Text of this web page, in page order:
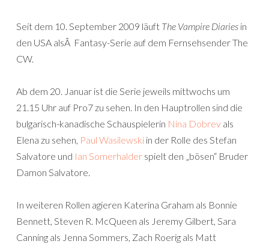
Seit dem 10. September 2009 läuft The Vampire Diaries in
den USA alsÂ Fantasy-Serie auf dem Fernsehsender The
CW.
Ab dem 20. Januar ist die Serie jeweils mittwochs um
21.15 Uhr auf Pro7 zu sehen. In den Hauptrollen sind die
bulgarisch-kanadische Schauspielerin Nina Dobrev als
Elena zu sehen, Paul Wasilewski in der Rolle des Stefan
Salvatore und Ian Somerhalder spielt den „bösen“ Bruder
Damon Salvatore.
In weiteren Rollen agieren Katerina Graham als Bonnie
Bennett, Steven R. McQueen als Jeremy Gilbert, Sara
Canning als Jenna Sommers, Zach Roerig als Matt